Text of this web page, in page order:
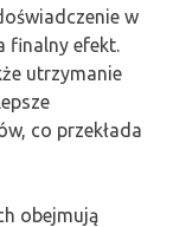
w
finalny efekt.
utrzymanie
co przekłada
obejmują